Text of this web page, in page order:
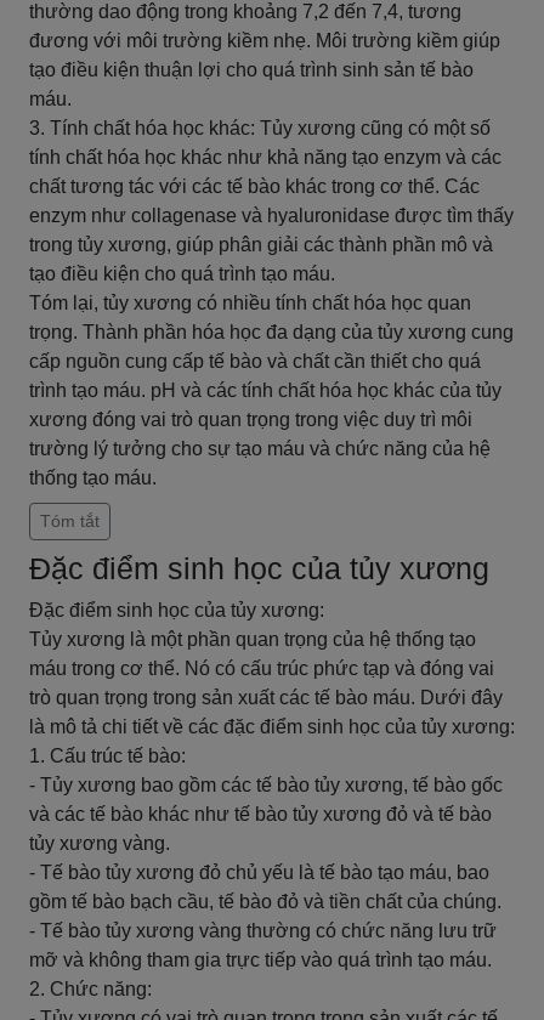
thường dao động trong khoảng 7,2 đến 7,4, tương
đương với môi trường kiềm nhẹ. Môi trường kiềm giúp
tạo điều kiện thuận lợi cho quá trình sinh sản tế bào
máu.
3. Tính chất hóa học khác: Tủy xương cũng có một số
tính chất hóa học khác như khả năng tạo enzym và các
chất tương tác với các tế bào khác trong cơ thể. Các
enzym như collagenase và hyaluronidase được tìm thấy
trong tủy xương, giúp phân giải các thành phần mô và
tạo điều kiện cho quá trình tạo máu.
Tóm lại, tủy xương có nhiều tính chất hóa học quan
trọng. Thành phần hóa học đa dạng của tủy xương cung
cấp nguồn cung cấp tế bào và chất cần thiết cho quá
trình tạo máu. pH và các tính chất hóa học khác của tủy
xương đóng vai trò quan trọng trong việc duy trì môi
trường lý tưởng cho sự tạo máu và chức năng của hệ
thống tạo máu.
Tóm tắt
Đặc điểm sinh học của tủy xương
Đặc điểm sinh học của tủy xương:
Tủy xương là một phần quan trọng của hệ thống tạo
máu trong cơ thể. Nó có cấu trúc phức tạp và đóng vai
trò quan trọng trong sản xuất các tế bào máu. Dưới đây
là mô tả chi tiết về các đặc điểm sinh học của tủy xương:
1. Cấu trúc tế bào:
- Tủy xương bao gồm các tế bào tủy xương, tế bào gốc
và các tế bào khác như tế bào tủy xương đỏ và tế bào
tủy xương vàng.
- Tế bào tủy xương đỏ chủ yếu là tế bào tạo máu, bao
gồm tế bào bạch cầu, tế bào đỏ và tiền chất của chúng.
- Tế bào tủy xương vàng thường có chức năng lưu trữ
mỡ và không tham gia trực tiếp vào quá trình tạo máu.
2. Chức năng: